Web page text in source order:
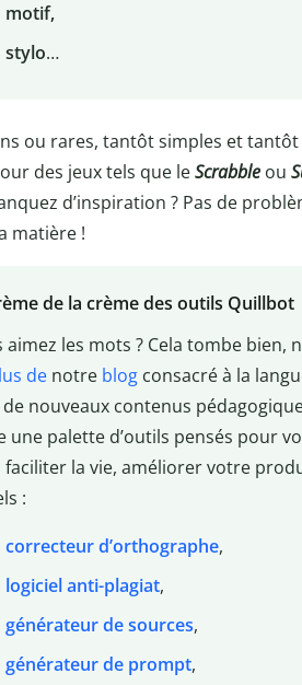
motif,
stylo…
ou rares, tantôt simples et
des jeux tels que leScrabble ou
d’inspiration ? Pas de
matière !
de la crème des outils Quillbot
aimez les mots ? Cela tombe bien,
denotre blogconsacré à la
de nouveaux contenus
une palette d’outils pensés pour
faciliter la vie, améliorer votre
:
correcteur d’orthographe,
logiciel anti-plagiat,
générateur de sources,
générateur de prompt,